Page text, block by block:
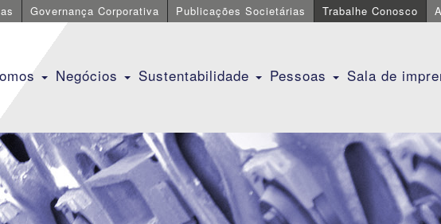
Governança Corporativa Publicações Societárias Trabalhe Conosco
Negócios Sustentabilidade Pessoas Sala de